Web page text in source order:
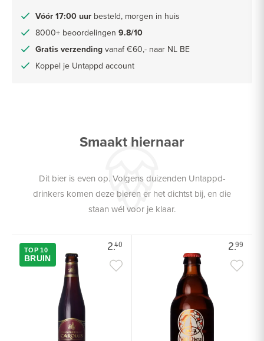
Vóór 17:00 uur besteld, morgen in huis
8000+ beoordelingen 9.8/10
Gratis verzending vanaf €60,- naar NL BE
Koppel je Untappd account
Smaakt hiernaar
Dit bier is even op. Volgens duizenden Untappd-
drinkers komen deze bieren er het dichtst bij, en die
staan wél voor je klaar.
2.40
TOP 10
BRUIN
2.99